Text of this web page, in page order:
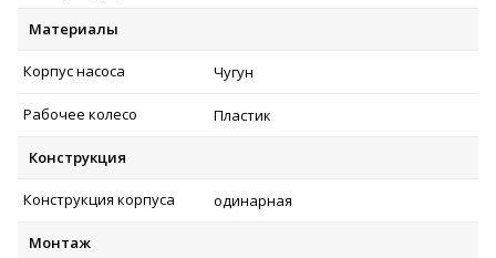
Материалы
Корпус насоса Чугун
Рабочее колесо Пластик
Конструкция
Конструкция корпуса одинарная
Монтаж